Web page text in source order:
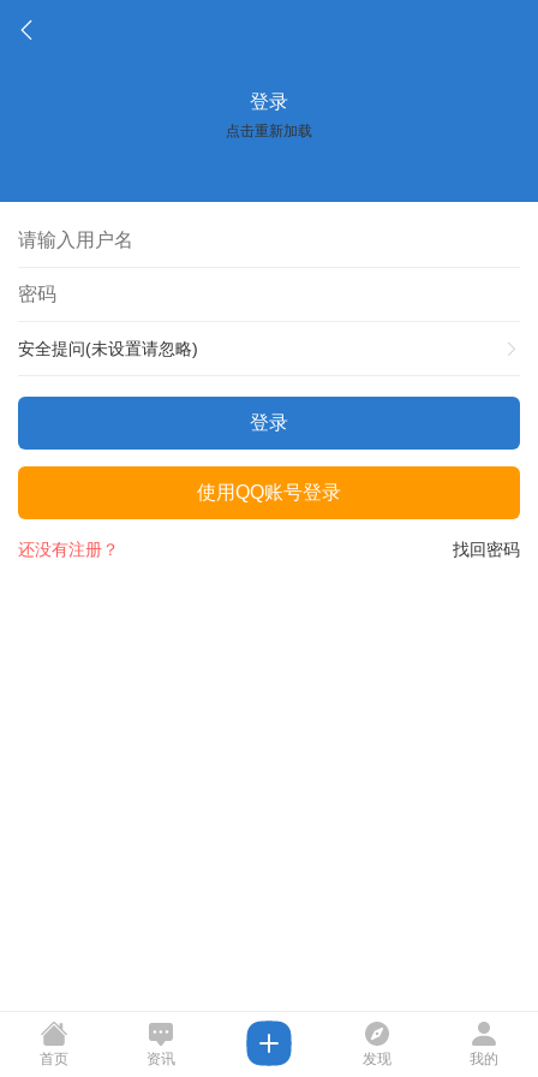
登录
点击重新加载
安全提问(未设置请忽略)
登录
使用QQ账号登录
找回密码
还没有注册？
首页 资讯 发现 我的